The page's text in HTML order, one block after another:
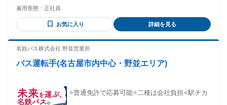
発生分を別途支給します。 ・昇給あり ・賞与年2回（前年度
事手当：月2800円 ・残業手当あり ・役職手当あり ・家族手
当あり（配偶者：8000円、子供／人：4000円）
通じて業務を覚えていただきます。 倉庫管理の経験がある方
は、 これまでの経験を活かしながら、 将来の管理職候補とし
て業務の幅を広げられます。 ･･━━･･━━･･━━･･━━･･
経験のある方 ・業務改善を実施した経験のある方 ・能動的に
【こんな方に向いています】 ・商品や数字を正確に管理でき
方に抵抗がない方 ・物流や倉庫運営について幅広く学びたい
方 ・将来的にチームをまとめる役割を目指したい方 ・安定し
雇用形態： 正社員
お気に入り 詳細を見る
名鉄バス株式会社 野並営業所
バス運転手(名古屋市内中心・野並エリア)
⭐普通免許で応募可能⭐二種は会社負担⭐駅チカ